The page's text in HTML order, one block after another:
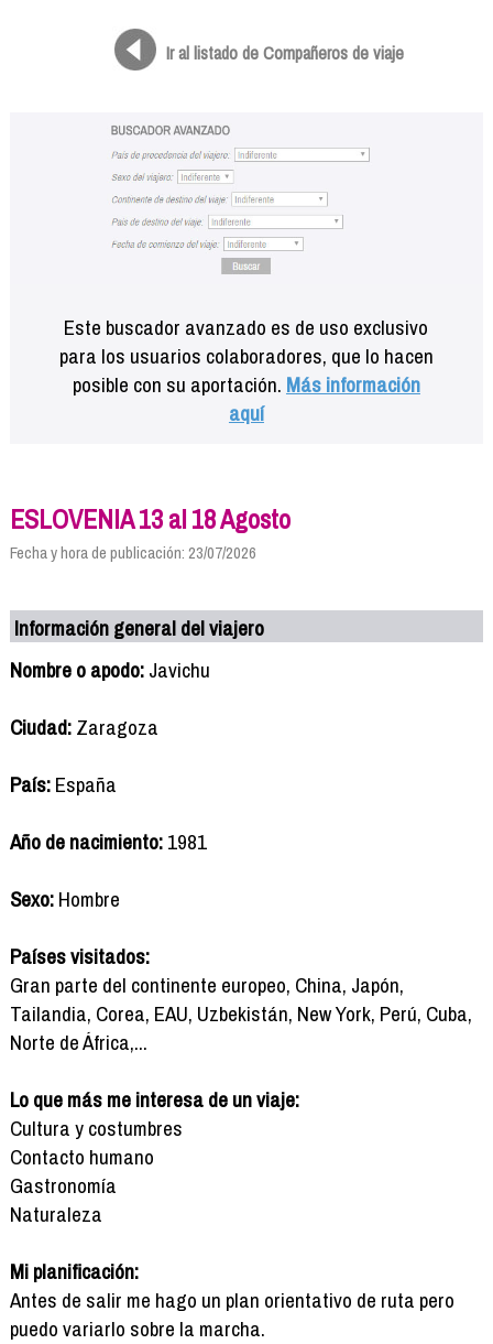
Ir al listado de Compañeros de viaje
Este buscador avanzado es de uso exclusivo
para los usuarios colaboradores, que lo hacen
posible con su aportación. Más información
aquí
ESLOVENIA 13 al 18 Agosto
Fecha y hora de publicación: 23/07/2026
Información general del viajero
Nombre o apodo:Javichu
Ciudad:Zaragoza
País:España
Año de nacimiento:1981
Sexo:Hombre
Países visitados:
Gran parte del continente europeo, China, Japón,
Tailandia, Corea, EAU, Uzbekistán, New York, Perú, Cuba,
Norte de África,...
Lo que más me interesa de un viaje:
Cultura y costumbres
Contacto humano
Gastronomía
Naturaleza
Mi planificación:
Antes de salir me hago un plan orientativo de ruta pero
puedo variarlo sobre la marcha.